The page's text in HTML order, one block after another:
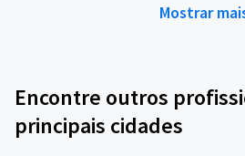
Mostrar
Encontre outros
principais cidades